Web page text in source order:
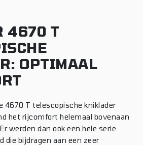
4670 T
OPTIMAAL
4670 T telescopische kniklader
het rijcomfort helemaal bovenaan
werden dan ook een hele serie
die bijdragen aan een zeer